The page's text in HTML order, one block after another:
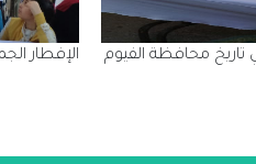
تاريخ محافظة الفيوم برعاية كريمة
الإفطار